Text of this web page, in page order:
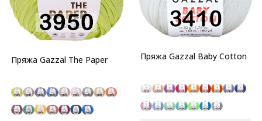
Пряжа Gazzal The Paper Пряжа Gazzal Baby Cotton